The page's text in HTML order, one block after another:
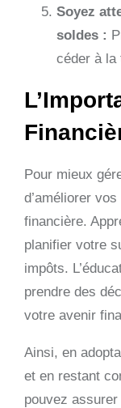
Soyez
soldes :
céder à la
Pour mieux
d’améliorer
financière.
planifier votre
impôts.
prendre des
votre avenir
Ainsi, en
et en restant
pouvez